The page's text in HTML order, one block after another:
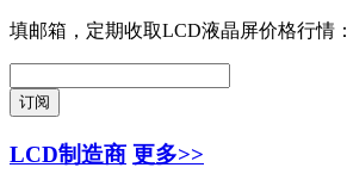
填邮箱，定期收取LCD液晶屏价格行情：
LCD制造商 更多>>